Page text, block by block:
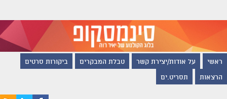
ראשי על אודות/יצירת קשר טבלת המבקרים ביקורות סרטים
הרצאות תסריט.ים